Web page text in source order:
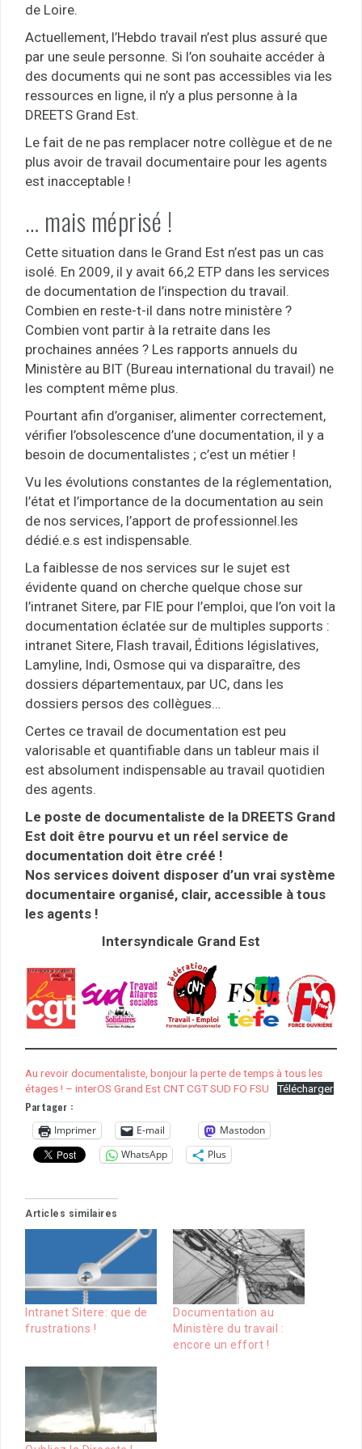
de Loire.
Actuellement, l’Hebdo travail n’est plus assuré que
par une seule personne. Si l’on souhaite accéder à
des documents qui ne sont pas accessibles via les
ressources en ligne, il n’y a plus personne à la
DREETS Grand Est.
Le fait de ne pas remplacer notre collègue et de ne
plus avoir de travail documentaire pour les agents
est inacceptable !
… mais méprisé !
Cette situation dans le Grand Est n’est pas un cas
isolé. En 2009, il y avait 66,2 ETP dans les services
de documentation de l’inspection du travail.
Combien en reste-t-il dans notre ministère ?
Combien vont partir à la retraite dans les
prochaines années ? Les rapports annuels du
Ministère au BIT (Bureau international du travail) ne
les comptent même plus.
Pourtant afin d’organiser, alimenter correctement,
vérifier l’obsolescence d’une documentation, il y a
besoin de documentalistes ; c’est un métier !
Vu les évolutions constantes de la réglementation,
l’état et l’importance de la documentation au sein
de nos services, l’apport de professionnel.les
dédié.e.s est indispensable.
La faiblesse de nos services sur le sujet est
évidente quand on cherche quelque chose sur
l’intranet Sitere, par FIE pour l’emploi, que l’on voit la
documentation éclatée sur de multiples supports :
intranet Sitere, Flash travail, Éditions législatives,
Lamyline, Indi, Osmose qui va disparaître, des
dossiers départementaux, par UC, dans les
dossiers persos des collègues…
Certes ce travail de documentation est peu
valorisable et quantifiable dans un tableur mais il
est absolument indispensable au travail quotidien
des agents.
Le poste de documentaliste de la DREETS Grand
Est doit être pourvu et un réel service de
documentation doit être créé !
Nos services doivent disposer d’un vrai système
documentaire organisé, clair, accessible à tous
les agents !
Intersyndicale Grand Est
Au revoir documentaliste, bonjour la perte de temps à tous les
étages ! – interOS Grand Est CNT CGT SUD FO FSU
Télécharger
Partager :
Imprimer
E-mail
Mastodon
WhatsApp
Plus
Articles similaires
Intranet Sitere: que de
frustrations !
Documentation au
Ministère du travail :
encore un effort !